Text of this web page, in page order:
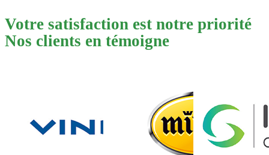
Votre satisfaction est notre priorité
Nos clients en témoigne